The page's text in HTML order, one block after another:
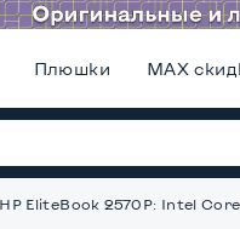
Плюшки MAX
EliteBook 2570P: Intel